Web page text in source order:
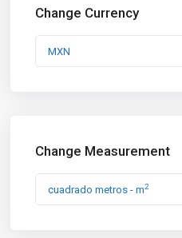
Change Currency
MXN
Change Measurement
cuadrado metros - m2